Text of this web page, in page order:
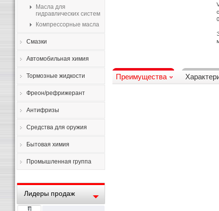
Масла для
гидравлических систем
Компрессорные масла
Смазки
Автомобильная химия
Тормозные жидкости
Фреон/рефрижерант
Антифризы
Средства для оружия
Бытовая химия
Промышленная группа
Лидеры продаж
Преимущества